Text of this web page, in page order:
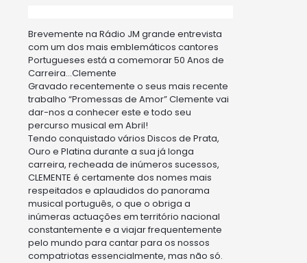
Brevemente na Rádio JM grande entrevista
com um dos mais emblemáticos cantores
Portugueses está a comemorar 50 Anos de
Carreira…Clemente
Gravado recentemente o seus mais recente
trabalho “Promessas de Amor” Clemente vai
dar-nos a conhecer este e todo seu
percurso musical em Abril!
Tendo conquistado vários Discos de Prata,
Ouro e Platina durante a sua já longa
carreira, recheada de inúmeros sucessos,
CLEMENTE é certamente dos nomes mais
respeitados e aplaudidos do panorama
musical português, o que o obriga a
inúmeras actuações em território nacional
constantemente e a viajar frequentemente
pelo mundo para cantar para os nossos
compatriotas essencialmente, mas não só.